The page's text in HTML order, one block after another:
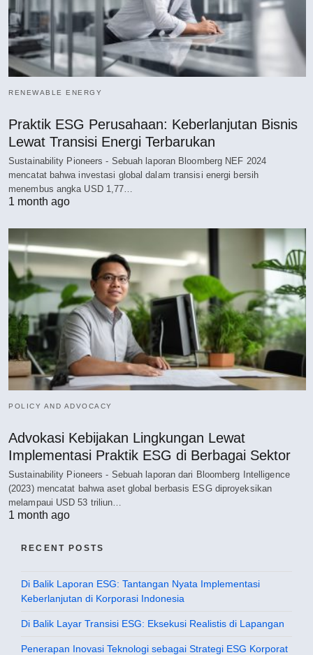
RENEWABLE ENERGY
Praktik ESG Perusahaan: Keberlanjutan Bisnis
Lewat Transisi Energi Terbarukan
Sustainability Pioneers - Sebuah laporan Bloomberg NEF 2024
mencatat bahwa investasi global dalam transisi energi bersih
menembus angka USD 1,77…
1 month ago
POLICY AND ADVOCACY
Advokasi Kebijakan Lingkungan Lewat
Implementasi Praktik ESG di Berbagai Sektor
Sustainability Pioneers - Sebuah laporan dari Bloomberg Intelligence
(2023) mencatat bahwa aset global berbasis ESG diproyeksikan
melampaui USD 53 triliun…
1 month ago
RECENT POSTS
Di Balik Laporan ESG: Tantangan Nyata Implementasi
Keberlanjutan di Korporasi Indonesia
Di Balik Layar Transisi ESG: Eksekusi Realistis di Lapangan
Penerapan Inovasi Teknologi sebagai Strategi ESG Korporat